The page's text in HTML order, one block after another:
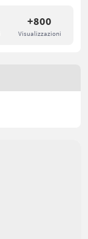
+800
Visualizzazioni